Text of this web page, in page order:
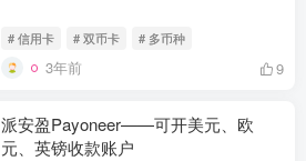
# 信用卡 # 双币卡 # 多币种
3年前 9
派安盈Payoneer——可开美元、欧
元、英镑收款账户